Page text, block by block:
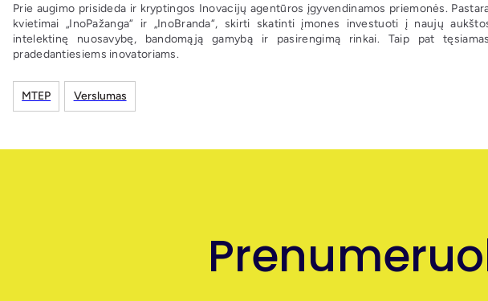
Prie augimo prisideda ir kryptingos Inovacijų agentūros įgyvendinamos priemonės.
kvietimai „InoPažanga“ ir „InoBranda“, skirti skatinti įmones investuoti į naujų
intelektinę nuosavybę, bandomąją gamybą ir pasirengimą rinkai. Taip pat
pradedantiesiems inovatoriams.
MTEP Verslumas